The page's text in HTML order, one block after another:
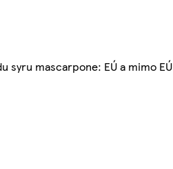
syru mascarpone: EÚ a mimo EÚ